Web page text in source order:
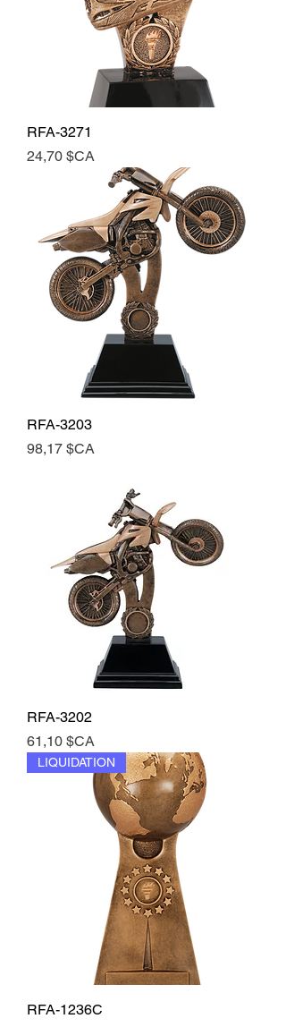
RFA-3271
Prix
24,70 $CA
RFA-3203
Prix
98,17 $CA
RFA-3202
Prix
61,10 $CA
LIQUIDATION
RFA-1236C